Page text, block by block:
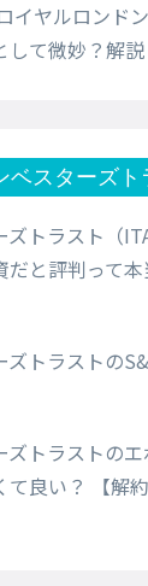
イヤルロンド
して微妙？解
ベスターズト
ズトラスト（
だと評判って
ズトラストの
ズトラストの
て良い？ 【解